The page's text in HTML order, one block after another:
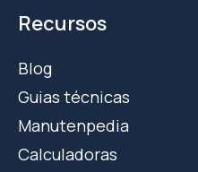
Recursos
Blog
Guias técnicas
Manutenpedia
Calculadoras